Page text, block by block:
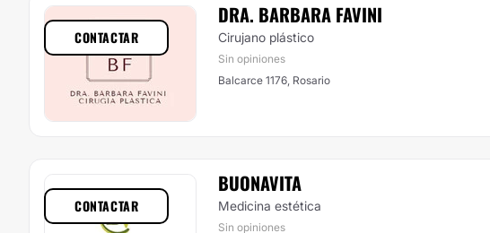
DRA. BARBARA FAVINI
Cirujano plástico
Sin opiniones
Balcarce 1176, Rosario
CONTACTAR
BUONAVITA
Medicina estética
Sin opiniones
CONTACTAR